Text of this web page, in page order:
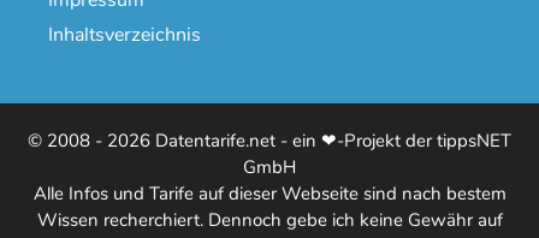
Inhaltsverzeichnis
© 2008 - 2026 Datentarife.net - ein ❤-Projekt der tippsNET
GmbH
Alle Infos und Tarife auf dieser Webseite sind nach bestem
Wissen recherchiert. Dennoch gebe ich keine Gewähr auf